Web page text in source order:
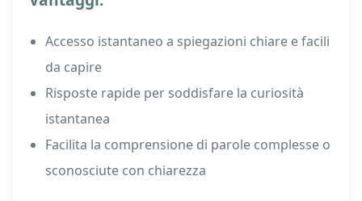
Accesso istantaneo a spiegazioni chiare e facili
da capire
Risposte rapide per soddisfare la curiosità
istantanea
Facilita la comprensione di parole complesse o
sconosciute con chiarezza